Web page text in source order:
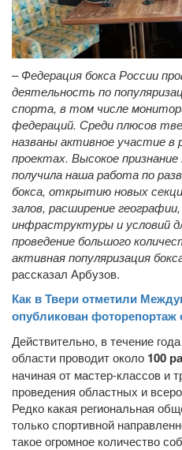
–Федерация бокса России
деятельность по
спорта, в том числе
федераций. Среди плюсов
названы активное участие в
проектах. Высокое признание
получила наша работа по
бокса, открытию новых
залов, расширение
инфраструктуры и условий
проведение большого
активная популяризация
рассказал Арбузов.
Как в Твери отметили
опубликован фоторепортаж
Действительно, в течение
области проводит около 100
начиная от мастер-классов и
проведения областных и
Редко какая региональная
только спортивной
такое огромное количество